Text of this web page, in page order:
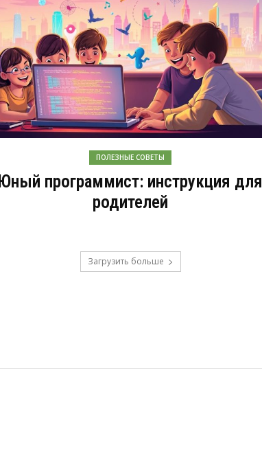
ПОЛЕЗНЫЕ СОВЕТЫ
Юный программист: инструкция для
родителей
Загрузить больше